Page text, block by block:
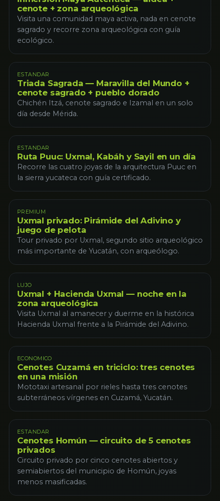
cenote + zona arqueológica
Visita una comunidad maya activa, nada en cenote
sagrado y recorre zona arqueológica con guía
ecológico.
ESTANDAR
Triada Sagrada — Maravilla del Mundo +
cenote sagrado + pueblo dorado
Chichén Itzá, cenote sagrado e Izamal en un solo
día desde Mérida.
ESTANDAR
Ruta Puuc: Uxmal, Kabáh y Sayil en un día
Recorre las cuatro joyas de la arquitectura Puuc en
la sierra yucateca con guía certificado.
PREMIUM
Uxmal privado: Pirámide del Adivino y
juego de pelota
Tour privado por Uxmal, segundo sitio arqueológico
más importante de Yucatán, con arqueólogo.
LUJO
Uxmal + Hacienda Uxmal — noche en la
zona arqueológica
Visita Uxmal al amanecer y duerme en la histórica
Hacienda Uxmal frente a la Pirámide del Adivino.
ECONOMICO
Cenotes Cuzamá en triciclo: tres cenotes
en una misión
Mototaxi artesanal por rieles hasta tres cenotes
subterráneos vírgenes en Cuzamá, Yucatán.
ESTANDAR
Cenotes Homún — circuito de 5 cenotes
privados
Circuito privado por cinco cenotes abiertos y
semiabiertos del municipio de Homún, joyas
menos masificadas.